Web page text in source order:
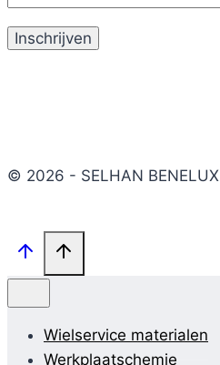
© 2026 - SELHAN BENELUX
Wielservice materialen
Werkplaatschemie